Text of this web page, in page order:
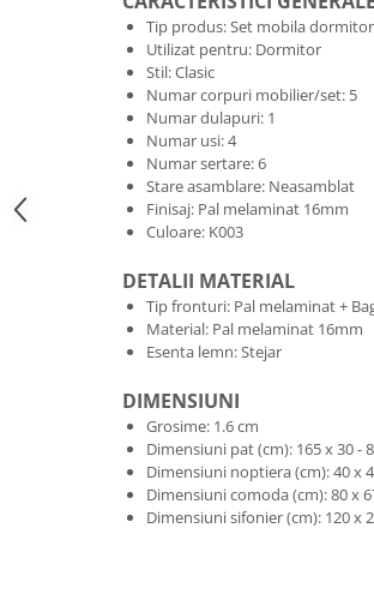
Tip produs: Set mobila dormitor
Utilizat pentru: Dormitor
Stil: Clasic
Numar corpuri mobilier/set: 5
Numar dulapuri: 1
Numar usi: 4
Numar sertare: 6
Stare asamblare: Neasamblat
Finisaj: Pal melaminat 16mm
Culoare: K003
DETALII MATERIAL
Tip fronturi: Pal melaminat +
Material: Pal melaminat 16mm
Esenta lemn: Stejar
DIMENSIUNI
Grosime: 1.6 cm
Dimensiuni pat (cm): 165 x 30 -
Dimensiuni noptiera (cm): 40 x
Dimensiuni comoda (cm): 80 x
Dimensiuni sifonier (cm): 120 x